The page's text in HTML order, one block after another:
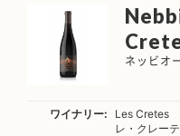
ネッビオ
ワイナリー:
Les Cretes
レ・クレーテ